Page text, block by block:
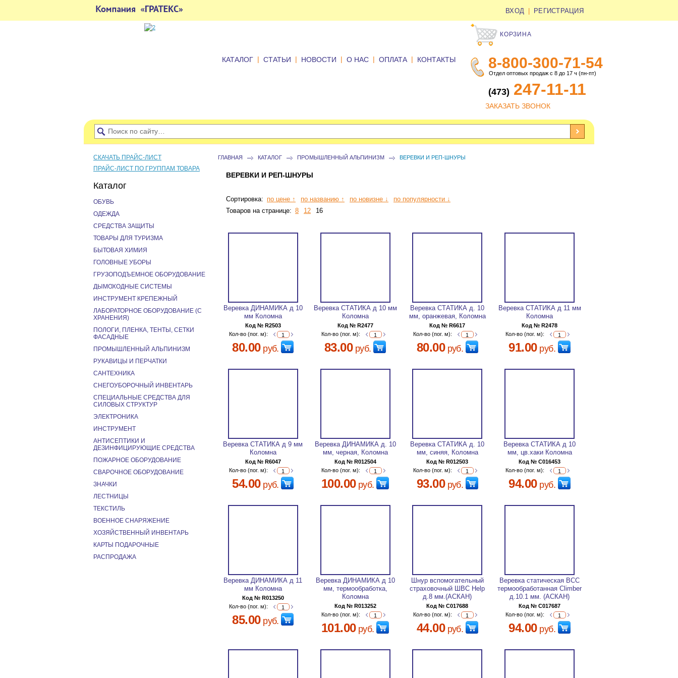
ВХОД РЕГИСТРАЦИЯ
КОРЗИНА
8-800-300-71-54
Отдел оптовых продаж с 8 до 17 ч (пн-пт)
(473) 247-11-11
ЗАКАЗАТЬ ЗВОНОК
КАТАЛОГ | СТАТЬИ | НОВОСТИ | О НАС | ОПЛАТА | КОНТАКТЫ
ГЛАВНАЯ КАТАЛОГ ПРОМЫШЛЕННЫЙ АЛЬПИНИЗМ ВЕРЕВКИ И РЕП-ШНУРЫ
ВЕРЕВКИ И РЕП-ШНУРЫ
Сортировка: по цене ↑ по названию ↑ по новизне ↓
по популярности ↓
Товаров на странице: 8 12 16
Веревка ДИНАМИКА д 10
мм Коломна
Код № R2503
Кол-во (пог. м):
80.00руб.
Веревка СТАТИКА д 10 мм
Коломна
Код № R2477
Кол-во (пог. м):
83.00руб.
Веревка СТАТИКА д. 10
мм, оранжевая, Коломна
Код № R6617
Кол-во (пог. м):
80.00руб.
Веревка СТАТИКА д 11 мм
Коломна
Код № R2478
Кол-во (пог. м):
91.00руб.
Веревка СТАТИКА д 9 мм
Коломна
Код № R6047
Кол-во (пог. м):
54.00руб.
Веревка ДИНАМИКА д. 10
мм, черная, Коломна
Код № R012504
Кол-во (пог. м):
100.00руб.
Веревка СТАТИКА д. 10
мм, синяя, Коломна
Код № R012503
Кол-во (пог. м):
93.00руб.
Веревка СТАТИКА д 10
мм, цв.хаки Коломна
Код № C016453
Кол-во (пог. м):
94.00руб.
Веревка ДИНАМИКА д 11
мм Коломна
Код № R013250
Кол-во (пог. м):
85.00руб.
Веревка ДИНАМИКА д 10
мм, термообработка,
Коломна
Код № R013252
Кол-во (пог. м):
101.00руб.
Шнур вспомогательный
страховочный ШВС Help
д.8 мм.(АСКАН)
Код № C017688
Кол-во (пог. м):
44.00руб.
Веревка статическая ВСС
термообработанная Climber
д.10.1 мм. (АСКАН)
Код № C017687
Кол-во (пог. м):
94.00руб.
СКАЧАТЬ ПРАЙС-ЛИСТ
ПРАЙС-ЛИСТ ПО ГРУППАМ ТОВАРА
Каталог
ОБУВЬ
ОДЕЖДА
СРЕДСТВА ЗАЩИТЫ
ТОВАРЫ ДЛЯ ТУРИЗМА
БЫТОВАЯ ХИМИЯ
ГОЛОВНЫЕ УБОРЫ
ГРУЗОПОДЪЕМНОЕ ОБОРУДОВАНИЕ
ДЫМОХОДНЫЕ СИСТЕМЫ
ИНСТРУМЕНТ КРЕПЕЖНЫЙ
ЛАБОРАТОРНОЕ ОБОРУДОВАНИЕ (С
ХРАНЕНИЯ)
ПОЛОГИ, ПЛЕНКА, ТЕНТЫ, СЕТКИ
ФАСАДНЫЕ
ПРОМЫШЛЕННЫЙ АЛЬПИНИЗМ
РУКАВИЦЫ И ПЕРЧАТКИ
САНТЕХНИКА
СНЕГОУБОРОЧНЫЙ ИНВЕНТАРЬ
СПЕЦИАЛЬНЫЕ СРЕДСТВА ДЛЯ
СИЛОВЫХ СТРУКТУР
ЭЛЕКТРОНИКА
ИНСТРУМЕНТ
АНТИСЕПТИКИ И
ДЕЗИНФИЦИРУЮЩИЕ СРЕДСТВА
ПОЖАРНОЕ ОБОРУДОВАНИЕ
СВАРОЧНОЕ ОБОРУДОВАНИЕ
ЗНАЧКИ
ЛЕСТНИЦЫ
ТЕКСТИЛЬ
ВОЕННОЕ СНАРЯЖЕНИЕ
ХОЗЯЙСТВЕННЫЙ ИНВЕНТАРЬ
КАРТЫ ПОДАРОЧНЫЕ
РАСПРОДАЖА